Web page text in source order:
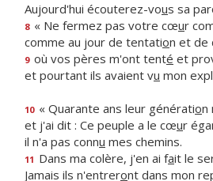
Aujourd'hui écouterez-vous sa
8 « Ne fermez pas votre cœur
comme au jour de tentation et de
9 où vos pères m'ont tenté et
et pourtant ils avaient vu mon
10 « Quarante ans leur génération
et j'ai dit : Ce peuple a le cœur
il n'a pas connu mes chemins.
11 Dans ma colère, j'en ai fait le
Jamais ils n'entreront dans mon